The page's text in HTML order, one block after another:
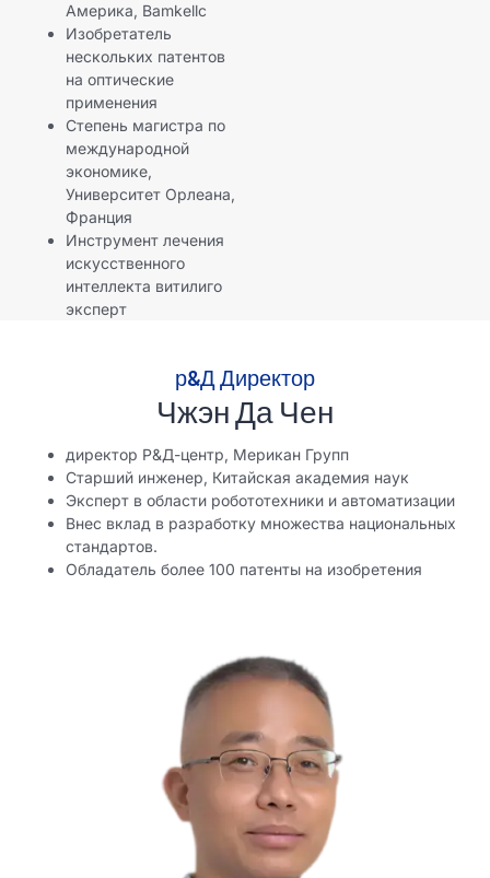
Америка, Bamkellc
Изобретатель
нескольких патентов
на оптические
применения
Степень магистра по
международной
экономике,
Университет Орлеана,
Франция
Инструмент лечения
искусственного
интеллекта витилиго
эксперт
р&Д Директор
Чжэн Да Чен
директор Р&Д-центр, Мерикан Групп
Старший инженер, Китайская академия наук
Эксперт в области робототехники и автоматизации
Внес вклад в разработку множества национальных
стандартов.
Обладатель более 100 патенты на изобретения